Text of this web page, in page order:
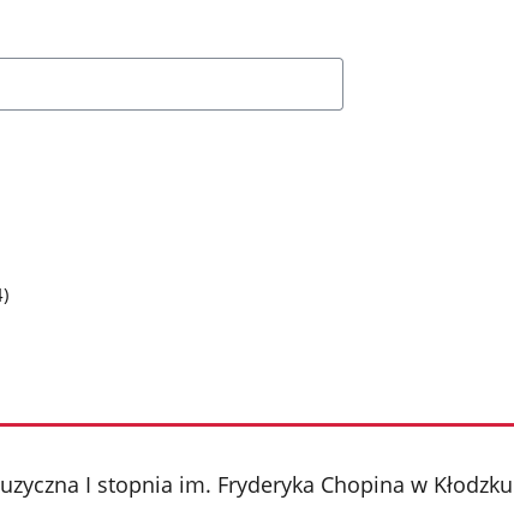
I stopnia im. Fryderyka Chopina w Kłodzku